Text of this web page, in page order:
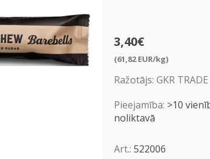
3,40€
(61,82 EUR/kg)
Ražotājs: GKR TRADE
Pieejamība: >10
noliktavā
Art.: 522006